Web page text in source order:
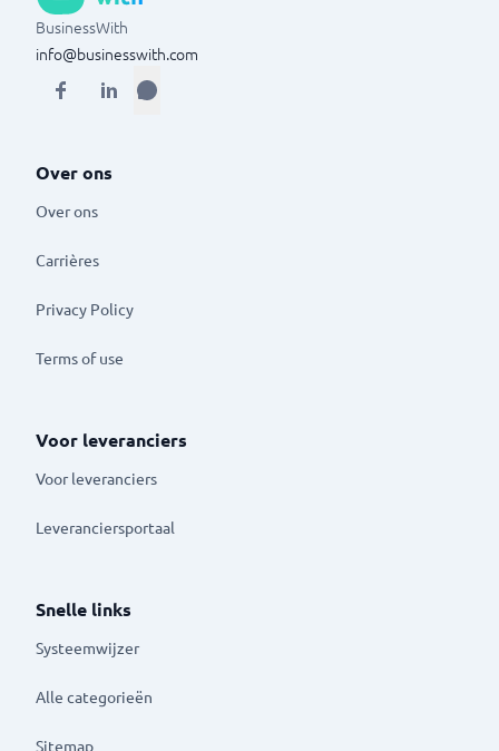
BusinessWith
info@businesswith.com
Over ons
Over ons
Carrières
Privacy Policy
Terms of use
Voor leveranciers
Voor leveranciers
Leveranciersportaal
Snelle links
Systeemwijzer
Alle categorieën
Sitemap